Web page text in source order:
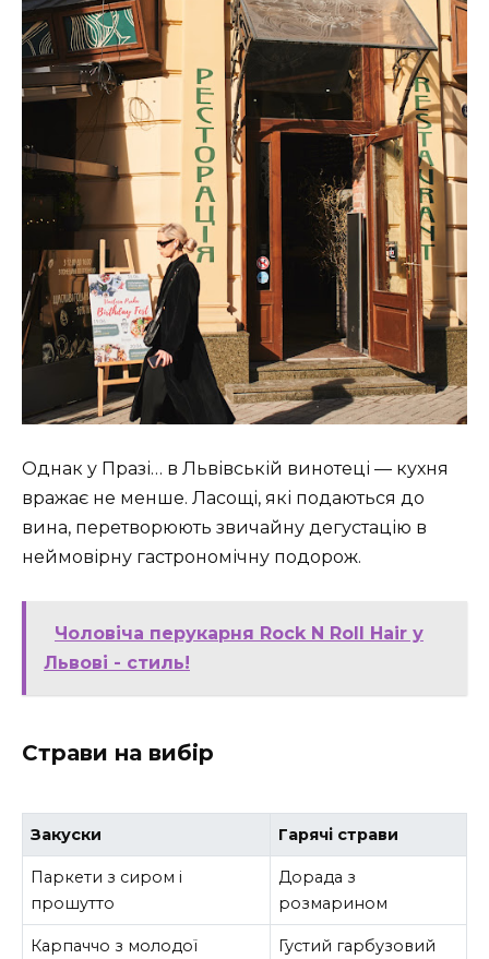
Однак у Празі… в Львівській винотеці — кухня
вражає не менше. Ласощі, які подаються до
вина, перетворюють звичайну дегустацію в
неймовірну гастрономічну подорож.
Чоловіча перукарня Rock N Roll Hair у
Львові - стиль!
Страви на вибір
Закуски Гарячі страви
Паркети з сиром і
прошутто
Дорада з
розмарином
Карпаччо з молодої
Густий гарбузовий